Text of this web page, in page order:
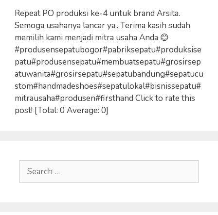
Repeat PO produksi ke-4 untuk brand Arsita.
Semoga usahanya lancar ya.. Terima kasih sudah
memilih kami menjadi mitra usaha Anda 😊
#produsensepatubogor#pabriksepatu#produksise
patu#produsensepatu#membuatsepatu#grosirsep
atuwanita#grosirsepatu#sepatubandung#sepatucu
stom#handmadeshoes#sepatulokal#bisnissepatu#
mitrausaha#produsen#firsthand Click to rate this
post! [Total: 0 Average: 0]
Search
for: